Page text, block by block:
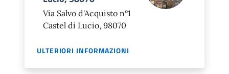
Via Salvo d'Acquisto n°1
Castel di Lucio, 98070
ULTERIORI INFORMAZIONI